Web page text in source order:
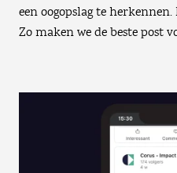
een oogopslag te herkennen.
Zo maken we de beste post